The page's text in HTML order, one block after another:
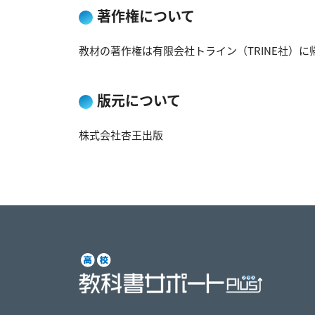
著作権について
教材の著作権は有限会社トライン（TRINE社）に
版元について
株式会社杏王出版